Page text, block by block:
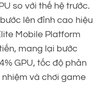
so với thế hệ trước.
lên đỉnh cao hiệu
Mobile Platform
mang lại bước
GPU, tốc độ phản
và chơi game